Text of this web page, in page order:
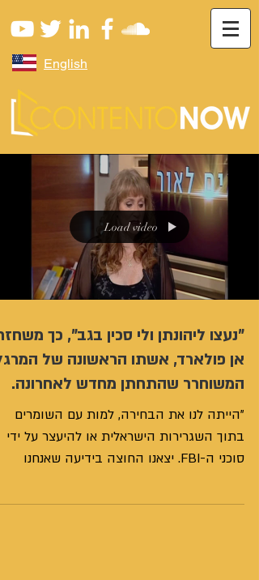
English
Load video
"נעצו ליהונתן ולי סכין בגב", כך
אן פולארד, אשתו הראשונה של
המשוחרר שהתחתן מחדש לאחרונה.
"הייתה לנו את הבחירה, למות עם השומרים
בתוך השגרירות הישראלית או להיעצר על ידי
סוכני ה-FBI. יצאנו החוצה בידיעה שאנחנו